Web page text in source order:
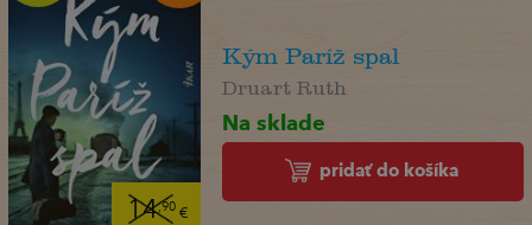
14,90€
Kým Paríž spal
Druart Ruth
Na sklade
pridať do košíka